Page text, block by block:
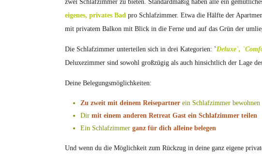
zwei Schlafzimmer zu bieten. Standardmäßig haben alle ein
eigenes, privates Bad pro Schlafzimmer. Etwa die Hälfte der
mit privatem Balkon mit Blick in die Ferne und auf das Grün der
Die Schlafzimmer unterteilen sich in drei Kategorien:`Deluxe`,
Deluxezimmer sind sowohl großzügig als auch hinsichtlich der Lage
Deine Belegungsmöglichkeiten:
Zu zweit mit deinem Reisepartner ein Schlafzimmer bewohnen
Dirmit einem anderen Retreat Gast ein Schlafzimmer teilen
Ein Schlafzimmerganz für dich alleine belegen
Und wenn du die Möglichkeit zum Rückzug in deine ganz eigene